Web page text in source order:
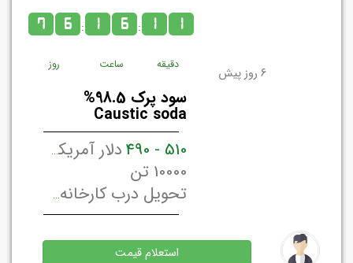
6 روز پیش
7 6
روز
: 1 6
ساعت
: 1 1
دقیقه
سود پرک 98.5%
Caustic soda
510 - 490
دلار آمریکا / تن
10000 تن
تحویل درب کارخانه/ انبار فروشنده تهران, ایران
استعلام قیمت